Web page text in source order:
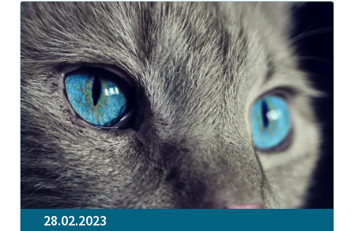
28.02.2023